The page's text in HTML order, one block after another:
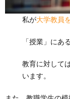
私が大学教員
「授業」にあ
教育に対して
います。